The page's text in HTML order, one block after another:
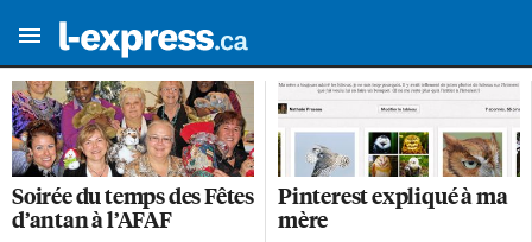
Soirée du temps des Fêtes
d’antan à l’AFAF
Pinterest expliqué à ma
mère